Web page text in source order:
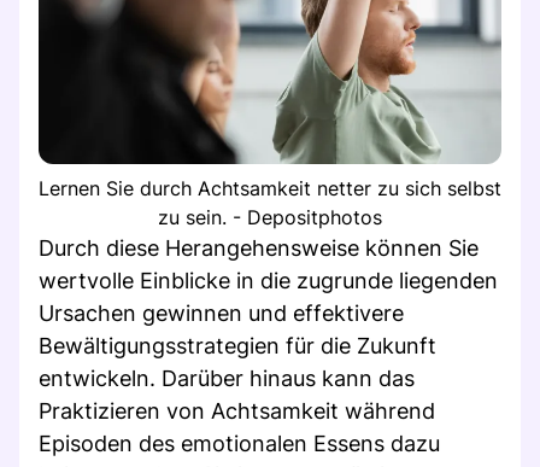
Lernen Sie durch Achtsamkeit netter zu sich selbst
zu sein. - Depositphotos
Durch diese Herangehensweise können Sie
wertvolle Einblicke in die zugrunde liegenden
Ursachen gewinnen und effektivere
Bewältigungsstrategien für die Zukunft
entwickeln. Darüber hinaus kann das
Praktizieren von Achtsamkeit während
Episoden des emotionalen Essens dazu